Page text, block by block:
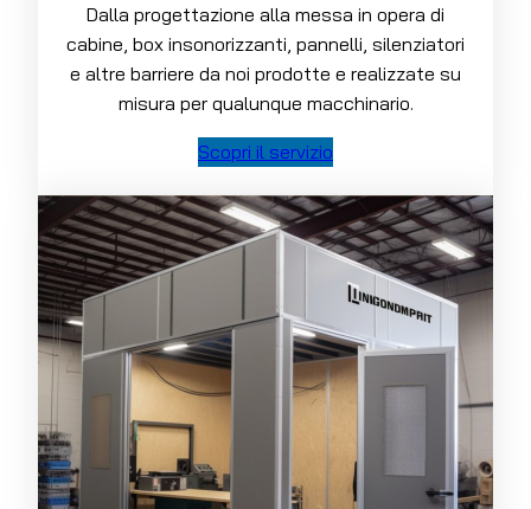
Dalla progettazione alla messa in opera di
cabine, box insonorizzanti, pannelli, silenziatori
e altre barriere da noi prodotte e realizzate su
misura per qualunque macchinario.
Scopri il servizio